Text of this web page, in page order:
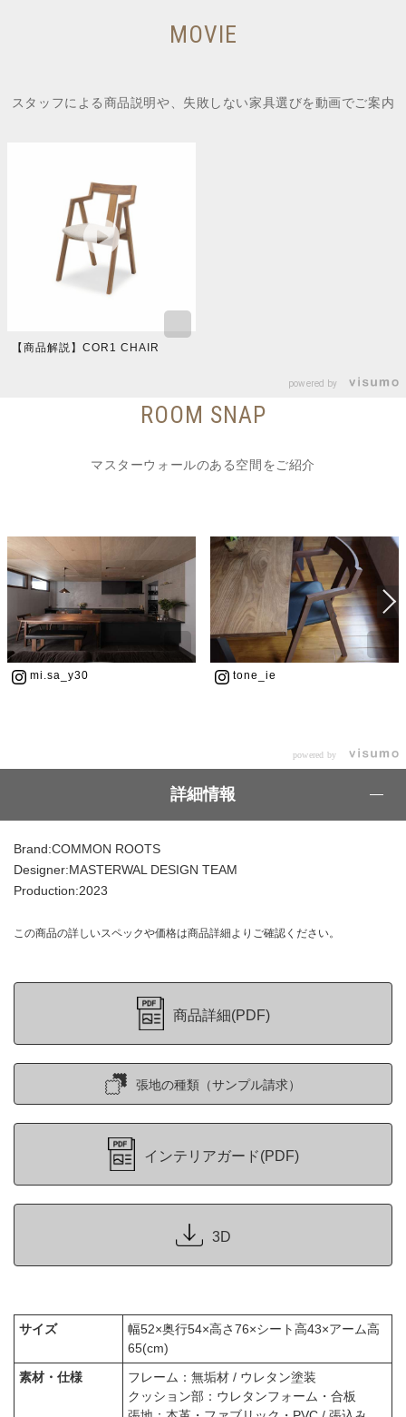
MOVIE
スタッフによる商品説明や、失敗しない家具選びを動画でご案内
【商品解説】COR1 CHAIR
powered by
ROOM SNAP
マスターウォールのある空間をご紹介
mi.sa_y30 tone_ie
powered by
詳細情報
Brand:COMMON ROOTS
Designer:MASTERWAL DESIGN TEAM
Production:2023
この商品の詳しいスペックや価格は商品詳細よりご確認ください。
商品詳細(PDF)
張地の種類（サンプル請求）
インテリアガード(PDF)
3D
サイズ
幅52×奥行54×高さ76×シート高43×アーム高
65(cm)
素材・仕様
フレーム：無垢材 / ウレタン塗装
クッション部：ウレタンフォーム・合板